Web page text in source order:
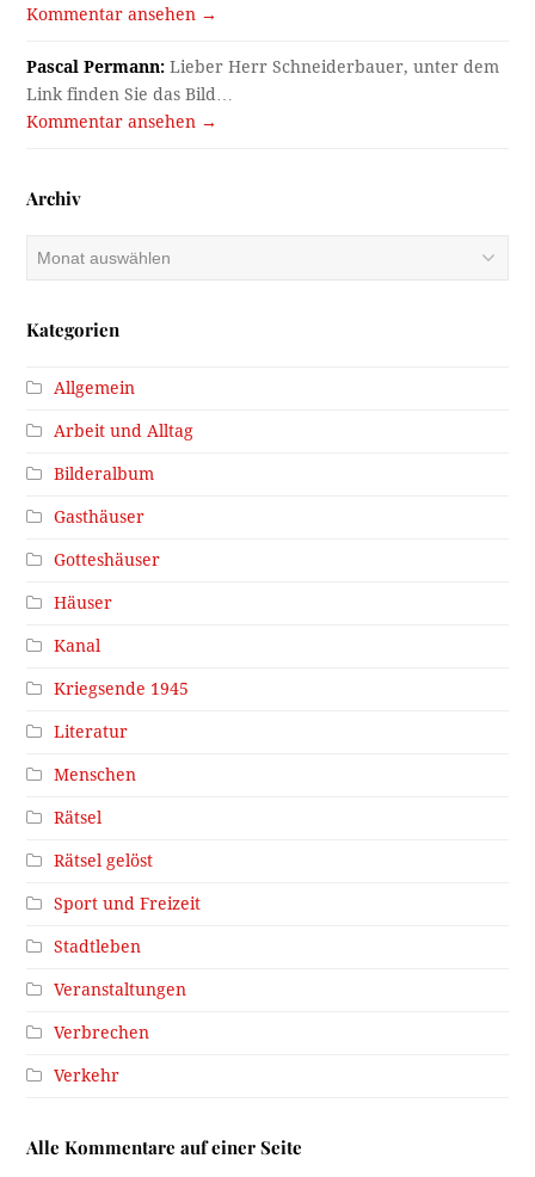
Kommentar ansehen →
Pascal Permann: Lieber Herr Schneiderbauer, unter dem
Link finden Sie das Bild…
Kommentar ansehen →
Archiv
Archiv
Kategorien
Allgemein
Arbeit und Alltag
Bilderalbum
Gasthäuser
Gotteshäuser
Häuser
Kanal
Kriegsende 1945
Literatur
Menschen
Rätsel
Rätsel gelöst
Sport und Freizeit
Stadtleben
Veranstaltungen
Verbrechen
Verkehr
Alle Kommentare auf einer Seite